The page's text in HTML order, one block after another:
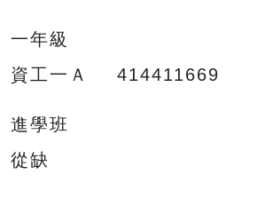
一年級
資工一Ａ 414411669
進學班
從缺